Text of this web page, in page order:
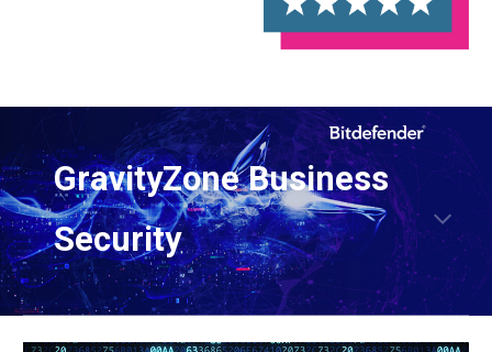
GravityZone Business
Security